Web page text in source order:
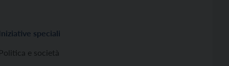
Iniziative speciali
Politica e società